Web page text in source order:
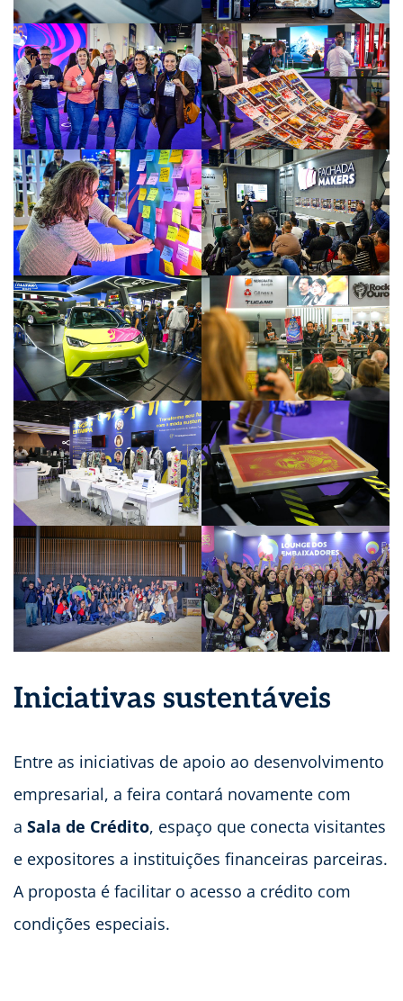
Iniciativas sustentáveis
Entre as iniciativas de apoio ao desenvolvimento
empresarial, a feira contará novamente com
a Sala de Crédito, espaço que conecta visitantes
e expositores a instituições financeiras parceiras.
A proposta é facilitar o acesso a crédito com
condições especiais.